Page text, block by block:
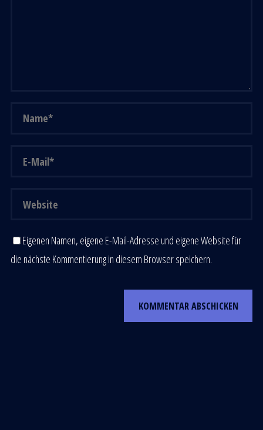
Eigenen Namen, eigene E-Mail-Adresse und eigene Website für
die nächste Kommentierung in diesem Browser speichern.